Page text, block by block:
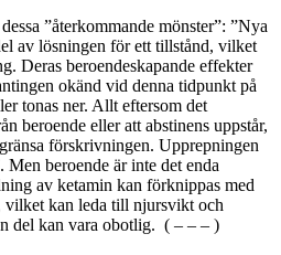
”återkommande mönster”: ”Nya
av lösningen för ett tillstånd, vilket
Deras beroendeskapande effekter
okänd vid denna tidpunkt på
tonas ner. Allt eftersom det
beroende eller att abstinens uppstår,
förskrivningen. Upprepningen
Men beroende är inte det enda
av ketamin kan förknippas med
vilket kan leda till njursvikt och
del kan vara obotlig. ( – – – )